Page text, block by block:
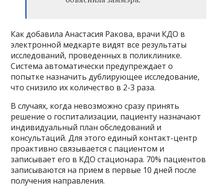
Как добавила Анастасия Ракова, врачи КДО в
электронной медкарте видят все результаты
исследований, проведенных в поликлинике.
Система автоматически предупреждает о
попытке назначить дублирующее исследование,
что снизило их количество в 2-3 раза.
В случаях, когда невозможно сразу принять
решение о госпитализации, пациенту назначают
индивидуальный план обследований и
консультаций. Для этого единый контакт-центр
проактивно связывается с пациентом и
записывает его в КДО стационара. 70% пациентов
записываются на прием в первые 10 дней после
получения направления.